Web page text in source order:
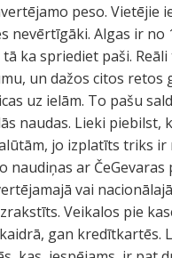
peso. Vietējie
nevērtīgāki. Algas ir
ka spriediet paši.
un dažos citos retos
uz ielām. To pašu
naudas. Lieki
jo izplatīts triks
naudiņas ar
vai
Veikalos pie
gan